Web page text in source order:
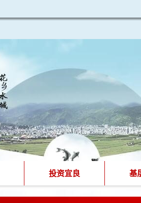
投资宜良 基